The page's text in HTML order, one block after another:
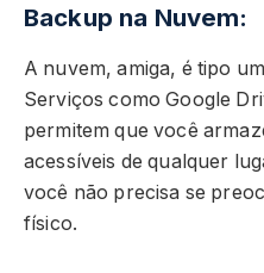
Backup na Nuvem:
A nuvem, amiga, é tipo
Serviços como Google
permitem que você
acessíveis de qualquer
você não precisa se
físico.